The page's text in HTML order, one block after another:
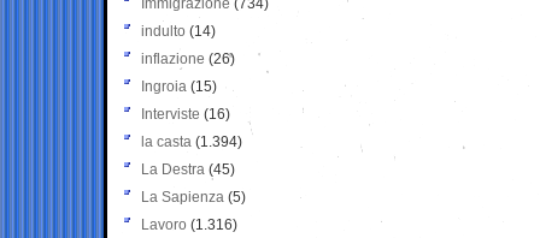
Immigrazione (734)
indulto (14)
inflazione (26)
Ingroia (15)
Interviste (16)
la casta (1.394)
La Destra (45)
La Sapienza (5)
Lavoro (1.316)